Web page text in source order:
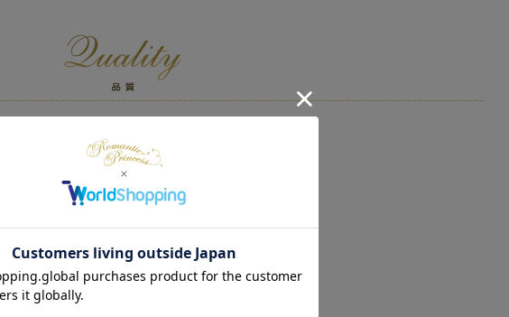
護をしてください。
いでください。
ください。
動は外れる危険がありますのでおやめください。
くでのご使用はおやめください。